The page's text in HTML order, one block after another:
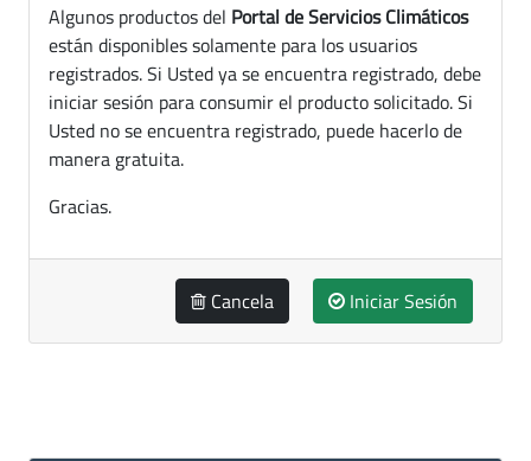
Algunos productos del Portal de Servicios Climáticos
están disponibles solamente para los usuarios
registrados. Si Usted ya se encuentra registrado, debe
iniciar sesión para consumir el producto solicitado. Si
Usted no se encuentra registrado, puede hacerlo de
manera gratuita.
Gracias.
Cancela Iniciar Sesión